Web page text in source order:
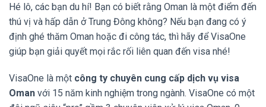
Hé lô, các bạn du hí! Bạn có biết rằng Oman là một điểm đến
thú vị và hấp dẫn ở Trung Đông không? Nếu bạn đang có ý
định ghé thăm Oman hoặc đi công tác, thì hãy để VisaOne
giúp bạn giải quyết mọi rắc rối liên quan đến visa nhé!
VisaOne là một công ty chuyên cung cấp dịch vụ visa
Oman với 15 năm kinh nghiệm trong ngành. VisaOne có một